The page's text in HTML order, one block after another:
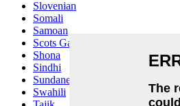
Slovenian
Somali
Samoan
Scots Gaelic
Shona
Sindhi
Sundanese
Swahili